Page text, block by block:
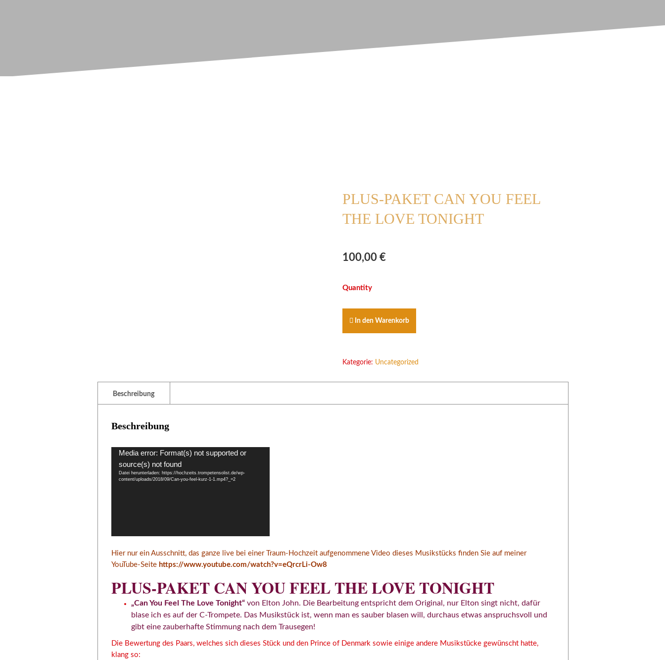
PLUS-PAKET CAN YOU FEEL
THE LOVE TONIGHT
100,00€
PLUS-
CAN
YOU
TONIGHT
In den Warenkorb
Kategorie: Uncategorized
Beschreibung
Beschreibung
Video-
Player
Media error: Format(s) not supported or
source(s) not found
Datei herunterladen: https://hochzeits.trompetensolist.de/wp-
content/uploads/2018/09/Can-you-feel-kurz-1-1.mp4?_=2
Hier nur ein Ausschnitt, das ganze live bei einer Traum-Hochzeit aufgenommene Video dieses Musikstücks finden Sie auf meiner
YouTube-Seite https://www.youtube.com/watch?v=eQrcrLi-Ow8
PLUS-PAKET CAN YOU FEEL THE LOVE TONIGHT
„Can You Feel The Love Tonight“ von Elton John. Die Bearbeitung entspricht dem Original, nur Elton singt nicht, dafür
blase ich es auf der C-Trompete. Das Musikstück ist, wenn man es sauber blasen will, durchaus etwas anspruchsvoll und
gibt eine zauberhafte Stimmung nach dem Trausegen!
Die Bewertung des Paars, welches sich dieses Stück und den Prince of Denmark sowie einige andere Musikstücke gewünscht hatte,
klang so: